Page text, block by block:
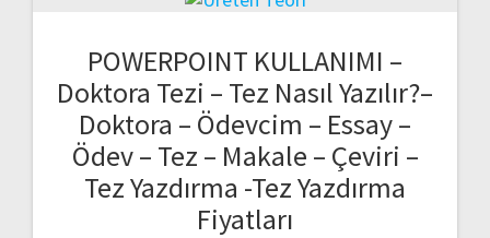
POWERPOINT KULLANIMI –
Doktora Tezi – Tez Nasıl Yazılır?–
Doktora – Ödevcim – Essay –
Ödev – Tez – Makale – Çeviri –
Tez Yazdırma -Tez Yazdırma
Fiyatları